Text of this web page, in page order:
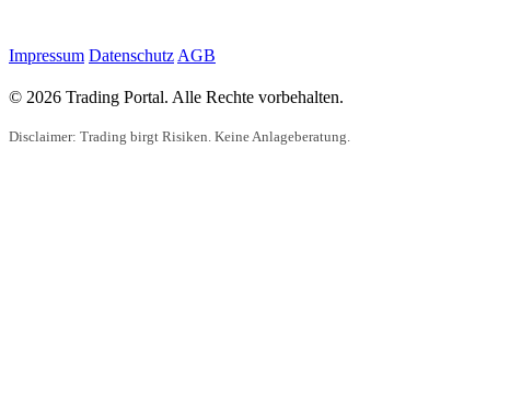
Impressum Datenschutz AGB
© 2026 Trading Portal. Alle Rechte vorbehalten.
Disclaimer: Trading birgt Risiken. Keine Anlageberatung.